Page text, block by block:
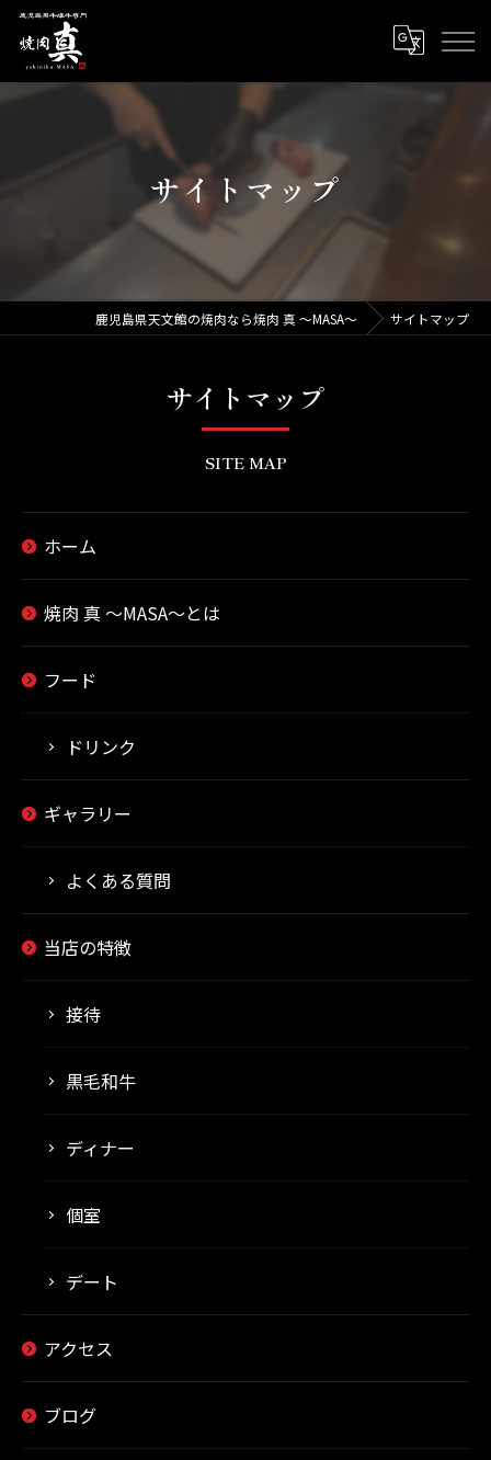
サイトマップ
鹿児島県天文館の焼肉なら焼肉 真 ～MASA～ サイトマップ
SITE MAP
サイトマップ
ホーム
焼肉 真 ～MASA～とは
フード
ドリンク
ギャラリー
よくある質問
当店の特徴
接待
黒毛和牛
ディナー
個室
デート
アクセス
ブログ